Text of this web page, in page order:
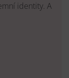
identity. A